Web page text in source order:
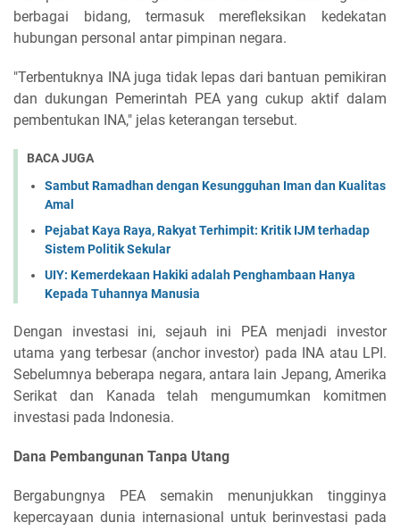
berbagai bidang, termasuk merefleksikan kedekatan
hubungan personal antar pimpinan negara.
"Terbentuknya INA juga tidak lepas dari bantuan pemikiran
dan dukungan Pemerintah PEA yang cukup aktif dalam
pembentukan INA," jelas keterangan tersebut.
BACA JUGA
Sambut Ramadhan dengan Kesungguhan Iman dan Kualitas
Amal
Pejabat Kaya Raya, Rakyat Terhimpit: Kritik IJM terhadap
Sistem Politik Sekular
UIY: Kemerdekaan Hakiki adalah Penghambaan Hanya
Kepada Tuhannya Manusia
Dengan investasi ini, sejauh ini PEA menjadi investor
utama yang terbesar (anchor investor) pada INA atau LPI.
Sebelumnya beberapa negara, antara lain Jepang, Amerika
Serikat dan Kanada telah mengumumkan komitmen
investasi pada Indonesia.
Dana Pembangunan Tanpa Utang
Bergabungnya PEA semakin menunjukkan tingginya
kepercayaan dunia internasional untuk berinvestasi pada